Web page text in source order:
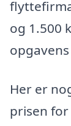
og 1.500
Her er
prisen